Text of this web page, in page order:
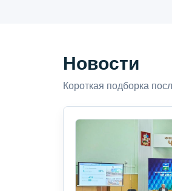
Новости
Короткая подборка